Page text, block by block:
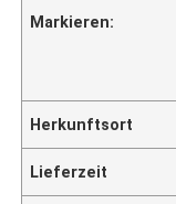
Markieren:
Herkunftsort
Lieferzeit